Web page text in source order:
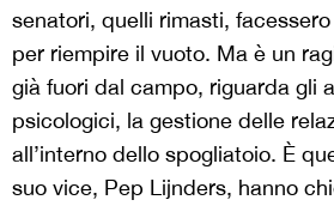
senatori, quelli rimasti,
per riempire il vuoto. Ma è un
già fuori dal campo, riguarda gli
psicologici, la gestione delle
all’interno dello spogliatoio. È
suo vice, Pep Lijnders, hanno